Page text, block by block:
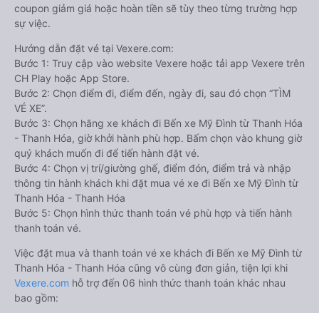
coupon giảm giá hoặc hoàn tiền sẽ tùy theo từng trường hợp
sự việc.
Hướng dẫn đặt vé tại Vexere.com:
Bước 1: Truy cập vào website Vexere hoặc tải app Vexere trên
CH Play hoặc App Store.
Bước 2: Chọn điểm đi, điểm đến, ngày đi, sau đó chọn “TÌM
VÉ XE”.
Bước 3: Chọn hãng xe khách đi Bến xe Mỹ Đình từ Thanh Hóa
- Thanh Hóa, giờ khởi hành phù hợp. Bấm chọn vào khung giờ
quý khách muốn đi để tiến hành đặt vé.
Bước 4: Chọn vị trí/giường ghế, điểm đón, điểm trả và nhập
thông tin hành khách khi đặt mua vé xe đi Bến xe Mỹ Đình từ
Thanh Hóa - Thanh Hóa
Bước 5: Chọn hình thức thanh toán vé phù hợp và tiến hành
thanh toán vé.
Việc đặt mua và thanh toán vé xe khách đi Bến xe Mỹ Đình từ
Thanh Hóa - Thanh Hóa cũng vô cùng đơn giản, tiện lợi khi
Vexere.com hỗ trợ đến 06 hình thức thanh toán khác nhau
bao gồm: